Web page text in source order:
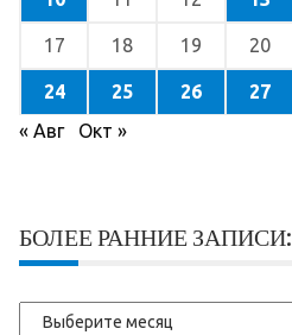
17 18 19 20
24 25 26 27
« Авг
Окт »
БОЛЕЕ РАННИЕ ЗАПИСИ:
Более